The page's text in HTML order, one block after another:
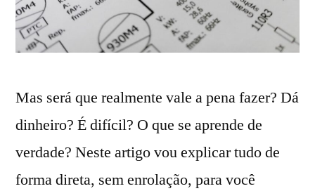
Mas será que realmente vale a pena fazer? Dá
dinheiro? É difícil? O que se aprende de
verdade? Neste artigo vou explicar tudo de
forma direta, sem enrolação, para você